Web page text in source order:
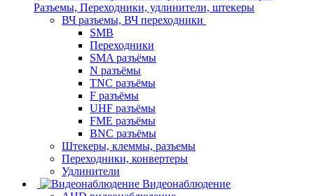
Разъемы, Переходники, удлинители, штекеры
ВЧ разъемы, ВЧ переходники
SMB
Переходники
SMA разъёмы
N разъёмы
TNC разъёмы
F разъёмы
UHF разъёмы
FME разъёмы
BNC разъёмы
Штекеры, клеммы, разъемы
Переходники, конвертеры
Удлинители
Видеонаблюдение